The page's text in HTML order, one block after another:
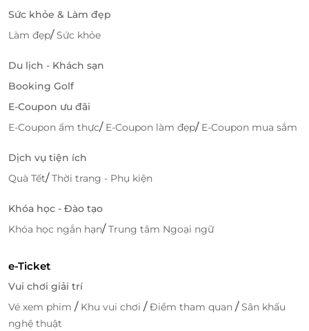
hưởng chăm sóc sức khỏe đẳng cấp với chi phí tiết
TP.HCM.
Săn ngayvoucher giảm giá
cấp tạiK’Anna Spa
LifeLink
Sức khỏe & Làm đẹp
Làm đẹp/Sức khỏe
Du lịch - Khách sạn
Booking Golf
E-Coupon ưu đãi
E-Coupon ẩm thực/ E-Coupon làm đẹp/ E-Coupon mua sắm
Dịch vụ tiện ích
Quà Tết/Thời trang - Phụ kiện
Khóa học - Đào tạo
Khóa học ngắn hạn/Trung tâm Ngoại ngữ
e-Ticket
Vui chơi giải trí
Vé xem phim / Khu vui chơi /Điểm tham quan /Sân khấu
nghệ thuật